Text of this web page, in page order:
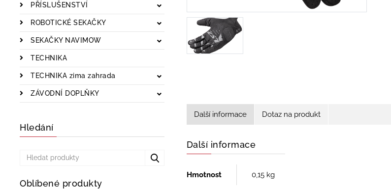
PŘÍSLUŠENSTVÍ
ROBOTICKÉ SEKAČKY
SEKAČKY NAVIMOW
TECHNIKA
TECHNIKA zima zahrada
ZÁVODNÍ DOPLŇKY
Hledání
Oblíbené produkty
Další informace Dotaz na produkt
Další informace
Hmotnost 0,15 kg